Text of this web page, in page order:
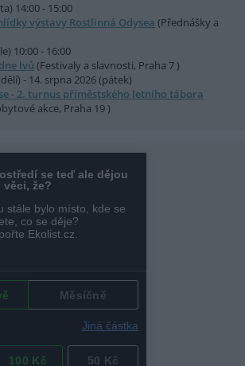
14:00 - 15:00
výstavy Rostlinná Odysea (Přednášky a
10:00 - 16:00
lvů (Festivaly a slavnosti, Praha 7 )
- 14. srpna 2026 (pátek)
- 2. turnus příměstského letního tábora
akce, Praha 19 )